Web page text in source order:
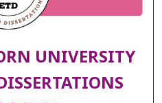
UNIVERSITY